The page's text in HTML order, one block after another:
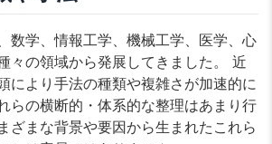
数学、情報工学、機械工学、医学、心
々の領域から発展してきました。 近
により手法の種類や複雑さが加速的に
らの横断的・体系的な整理はあまり行
ざまな背景や要因から生まれたこれら